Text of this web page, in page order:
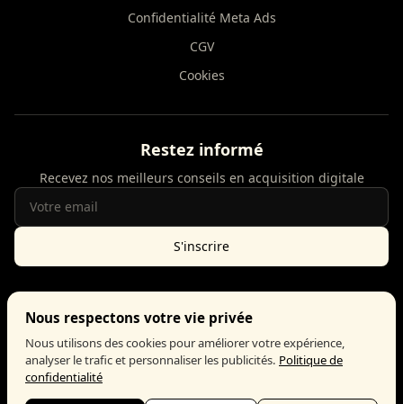
Confidentialité Meta Ads
CGV
Cookies
Restez informé
Recevez nos meilleurs conseils en acquisition digitale
S'inscrire
Google Partner Meta Business Partner
Nous respectons votre vie privée
Nous utilisons des cookies pour améliorer votre expérience,
analyser le trafic et personnaliser les publicités. Politique de
confidentialité